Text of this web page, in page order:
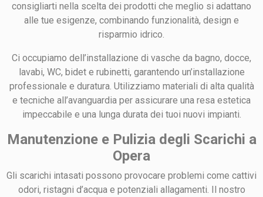
consigliarti nella scelta dei prodotti che meglio si adattano
alle tue esigenze, combinando funzionalità, design e
risparmio idrico.
Ci occupiamo dell’installazione di vasche da bagno, docce,
lavabi, WC, bidet e rubinetti, garantendo un’installazione
professionale e duratura. Utilizziamo materiali di alta qualità
e tecniche all’avanguardia per assicurare una resa estetica
impeccabile e una lunga durata dei tuoi nuovi impianti.
Manutenzione e Pulizia degli Scarichi a
Opera
Gli scarichi intasati possono provocare problemi come cattivi
odori, ristagni d’acqua e potenziali allagamenti. Il nostro